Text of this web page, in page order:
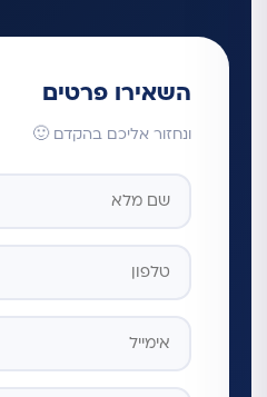
השאירו פרטים
ונחזור אליכם בהקדם 🙂